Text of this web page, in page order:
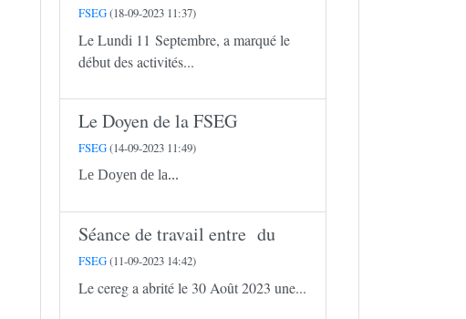
FSEG(18-09-2023 11:37)
Le Lundi 11 Septembre, a marqué le
début des activités...
Le Doyen de la FSEG
FSEG(14-09-2023 11:49)
Le Doyen de la...
Séance de travail entre du
FSEG(11-09-2023 14:42)
Le cereg a abrité le 30 Août 2023 une...